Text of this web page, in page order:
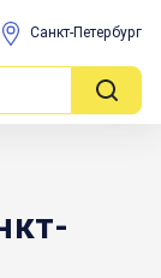
Санкт-Петербург